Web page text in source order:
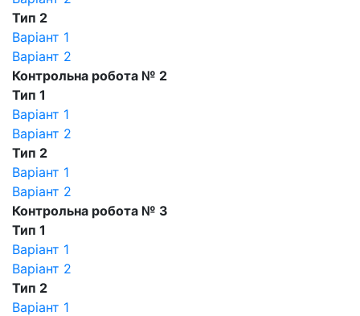
Тип 2
Варіант 1
Варіант 2
Контрольна робота № 2
Тип 1
Варіант 1
Варіант 2
Тип 2
Варіант 1
Варіант 2
Контрольна робота № 3
Тип 1
Варіант 1
Варіант 2
Тип 2
Варіант 1